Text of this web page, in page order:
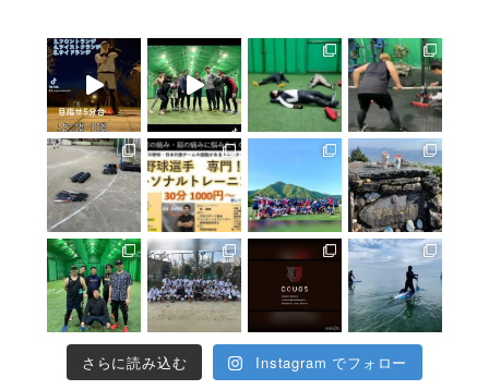
さらに読み込む Instagram でフォロー